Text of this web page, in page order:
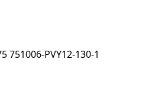
751006-PVY12-130-1